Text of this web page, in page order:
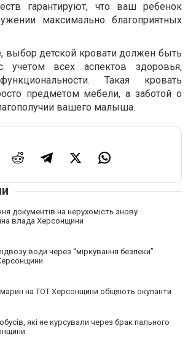
гарантируют, что ваш ребенок
максимально благоприятных
выбор детской кровати должен быть
учетом всех аспектов здоровья,
Такая кровать
предметом мебели, а заботой о
вашего малыша.
документів на нерухомість знову
влада Херсонщини
води через “міркування безпеки”
на ТОТ Херсонщини обіцяють окупанти
які не курсували через брак пального